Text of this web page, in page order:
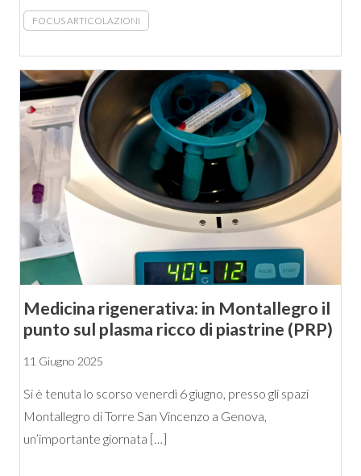
FOCUS ARTICOLAZIONI
Medicina rigenerativa: in Montallegro il
punto sul plasma ricco di piastrine (PRP)
11 Giugno 2025
Si è tenuta lo scorso venerdì 6 giugno, presso gli spazi
Montallegro di Torre San Vincenzo a Genova,
un’importante giornata […]